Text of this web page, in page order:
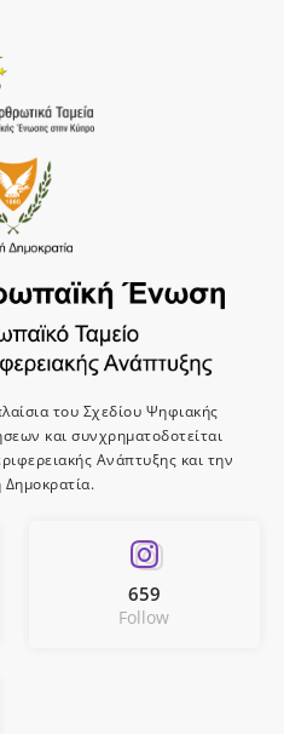
του Σχεδίου Ψηφιακής
και συνχρηματοδοτείται
Ανάπτυξης και την
Δημοκρατία.
659
Follow